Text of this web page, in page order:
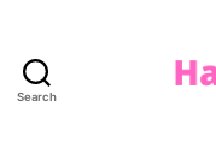
Search